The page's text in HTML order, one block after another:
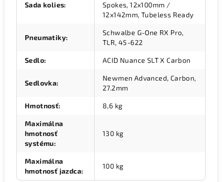
Sada kolies:
Spokes, 12x100mm /
12x142mm, Tubeless Ready
Pneumatiky:
Schwalbe G-One RX Pro,
TLR, 45-622
Sedlo: ACID Nuance SLT X Carbon
Sedlovka:
Newmen Advanced, Carbon,
27.2mm
Hmotnosť: 8,6 kg
Maximálna
hmotnosť
systému:
130 kg
Maximálna
hmotnosť jazdca:
100 kg